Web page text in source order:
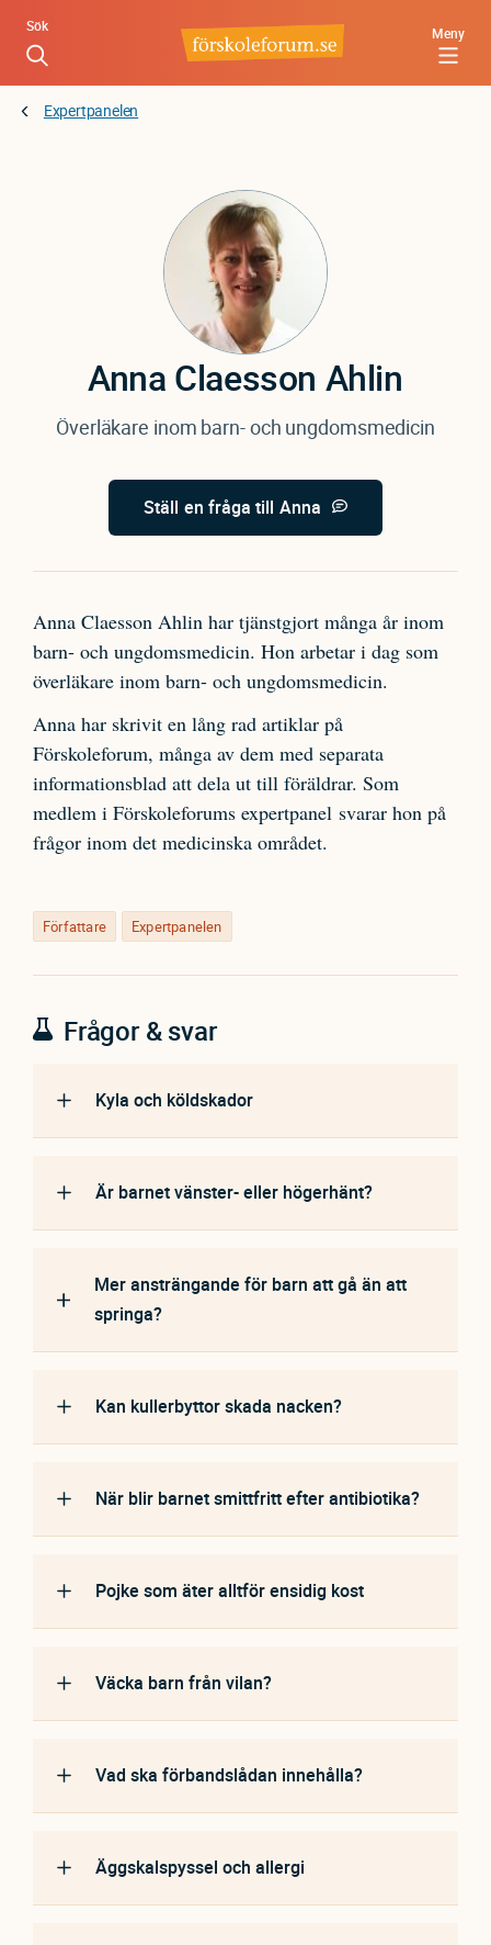
Hoppa
huvudinnehåll
Meny
Sök
Expertpanelen
Anna Claesson Ahlin
Överläkare inom barn- och ungdomsmedicin
Ställ en fråga till Anna
Anna Claesson Ahlin har tjänstgjort många år inom
barn- och ungdomsmedicin. Hon arbetar i dag som
överläkare inom barn- och ungdomsmedicin.
Anna har skrivit en lång rad artiklar på
Förskoleforum, många av dem med separata
informationsblad att dela ut till föräldrar. Som
medlem i Förskoleforums expertpanel svarar hon på
frågor inom det medicinska området.
Författare Expertpanelen
Frågor & svar
Kyla och köldskador
Är barnet vänster- eller högerhänt?
Mer ansträngande för barn att gå än att
springa?
Kan kullerbyttor skada nacken?
När blir barnet smittfritt efter antibiotika?
Pojke som äter alltför ensidig kost
Väcka barn från vilan?
Vad ska förbandslådan innehålla?
Äggskalspyssel och allergi